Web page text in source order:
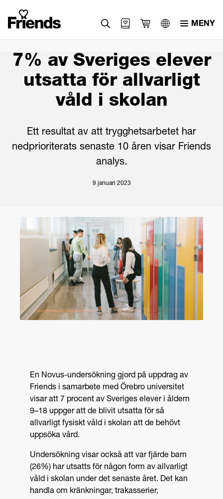
MENY
7% av Sveriges elever
utsatta för allvarligt
våld i skolan
Ett resultat av att trygghetsarbetet har
nedprioriterats senaste 10 åren visar Friends
analys.
9 januari 2023
En Novus-undersökning gjord på uppdrag av
Friends i samarbete med Örebro universitet
visar att 7 procent av Sveriges elever i åldern
9–18 uppger att de blivit utsatta för så
allvarligt fysiskt våld i skolan att de behövt
uppsöka vård.
Undersökning visar också att var fjärde barn
(26%) har utsatts för någon form av allvarligt
våld i skolan under det senaste året. Det kan
handla om kränkningar, trakasserier,